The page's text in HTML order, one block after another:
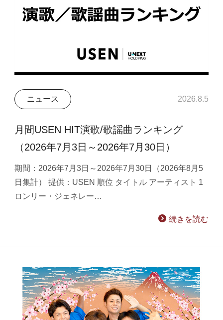
ニュース 2026.8.5
月間USEN HIT演歌/歌謡曲ランキング
（2026年7月3日～2026年7月30日）
期間：2026年7月3日～2026年7月30日（2026年8月5
日集計） 提供：USEN 順位 タイトル アーティスト 1
ロンリー・ジェネレー…
続きを読む